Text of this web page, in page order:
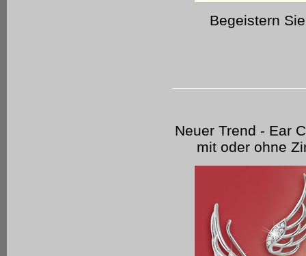
Begeistern
Neuer Trend - Ear
mit oder ohne